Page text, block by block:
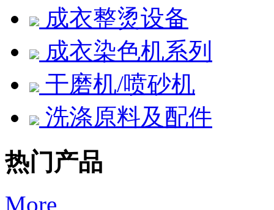
成衣整烫设备
成衣染色机系列
干磨机/喷砂机
洗涤原料及配件
热门产品
More